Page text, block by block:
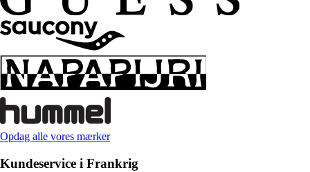
Opdag alle vores mærker
Kundeservice i Frankrig